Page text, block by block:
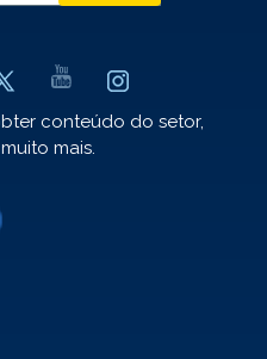
conteúdo do setor,
mais.